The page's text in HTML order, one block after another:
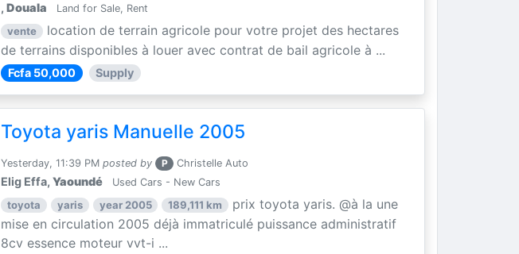
,Douala Land for Sale, Rent
vente
location de terrain agricole pour votre projet des hectares
de terrains disponibles à louer avec contrat de bail agricole à ...
Fcfa 50,000 Supply
Toyota yaris Manuelle 2005
Yesterday, 11:39 PM posted by P Christelle Auto
Elig Effa,Yaoundé Used Cars - New Cars
toyota yaris year 2005 189,111 km
prix toyota yaris. @à la une
mise en circulation 2005 déjà immatriculé puissance administratif
8cv essence moteur vvt-i ...